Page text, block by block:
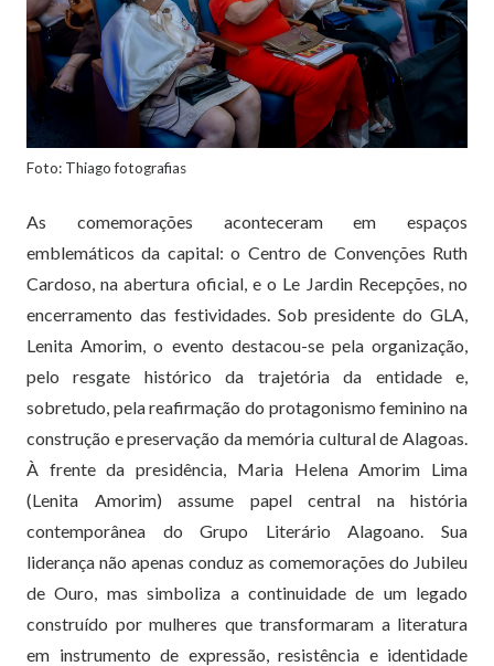
Foto: Thiago fotografias
As comemorações aconteceram em espaços
emblemáticos da capital: o Centro de Convenções Ruth
Cardoso, na abertura oficial, e o Le Jardin Recepções, no
encerramento das festividades. Sob presidente do GLA,
Lenita Amorim, o evento destacou-se pela organização,
pelo resgate histórico da trajetória da entidade e,
sobretudo, pela reafirmação do protagonismo feminino na
construção e preservação da memória cultural de Alagoas.
À frente da presidência, Maria Helena Amorim Lima
(Lenita Amorim) assume papel central na história
contemporânea do Grupo Literário Alagoano. Sua
liderança não apenas conduz as comemorações do Jubileu
de Ouro, mas simboliza a continuidade de um legado
construído por mulheres que transformaram a literatura
em instrumento de expressão, resistência e identidade